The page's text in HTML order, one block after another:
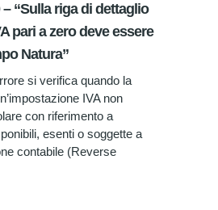
– “Sulla riga di dettaglio
pari a zero deve essere
Natura”
si verifica quando la
IVA non
con riferimento a
esenti o soggette a
contabile (Reverse